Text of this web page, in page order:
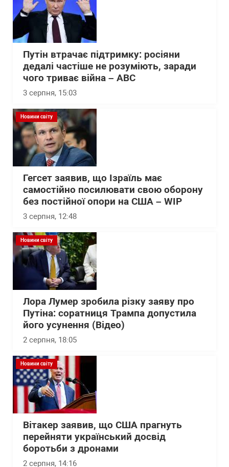
Путін втрачає підтримку: росіяни
дедалі частіше не розуміють, заради
чого триває війна – АВС
3 серпня, 15:03
Новини світу
Гегсет заявив, що Ізраїль має
самостійно посилювати свою оборону
без постійної опори на США – WІP
3 серпня, 12:48
Новини світу
Лора Лумер зробила різку заяву про
Путіна: соратниця Трампа допустила
його усунення (Відео)
2 серпня, 18:05
Новини світу
Вітакер заявив, що США прагнуть
перейняти український досвід
боротьби з дронами
2 серпня, 14:16